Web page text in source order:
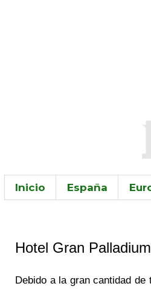
Inicio España
Hotel Gran
Debido a la gran cantidad